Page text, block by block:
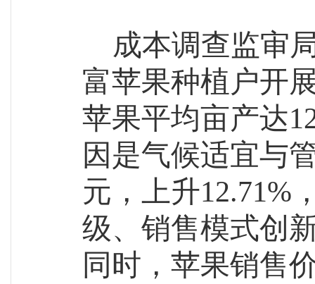
成本调查监审
富苹果种植户开
苹果平均亩产达
因是气候适宜与
元，上升12.71%
级、销售模式创
同时， 苹果销售